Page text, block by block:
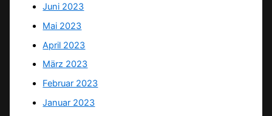
Juni 2023
Mai 2023
April 2023
März 2023
Februar 2023
Januar 2023